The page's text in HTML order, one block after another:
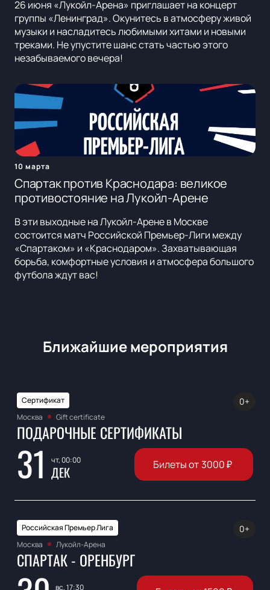
26 июня «Лукойл-Арена» приглашает на концерт
группы «Ленинград». Окунитесь в атмосферу живой
музыки и насладитесь любимыми хитами и новыми
треками. Не упустите шанс стать частью этого
незабываемого вечера!
10 марта
Спартак против Краснодара: великое
противостояние на Лукойл-Арене
В эти выходные на Лукойл-Арене в Москве
состоится матч Российской Премьер-Лиги между
«Спартаком» и «Краснодаром». Захватывающая
борьба, комфортные условия и атмосфера большого
футбола ждут вас!
Ближайшие мероприятия
Сертификат
Москва
Gift certificate
ПОДАРОЧНЫЕ СЕРТИФИКАТЫ
31 чт, 00:00
ДЕК
0+
Билеты от 3000₽
Российская Премьер Лига
Москва
Лукойл-Арена
СПАРТАК - ОРЕНБУРГ
вс, 17:30
0+